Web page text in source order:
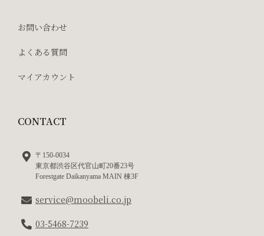
お問い合わせ
よくある質問
マイアカウント
CONTACT
〒150-0034
東京都渋谷区代官山町20番23号
Forestgate Daikanyama MAIN 棟3F
service@moobeli.co.jp
03-5468-7239